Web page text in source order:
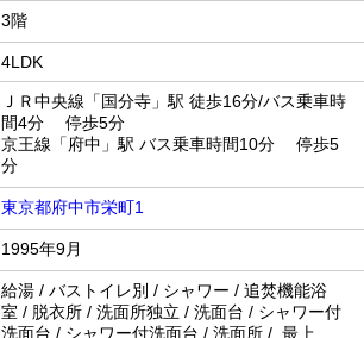
3階
4LDK
ＪＲ中央線「国分寺」駅 徒歩16分/バス乗車時
間4分 停歩5分
京王線「府中」駅 バス乗車時間10分 停歩5
分
東京都府中市栄町1
1995年9月
給湯 / バストイレ別 / シャワー / 追焚機能浴
室 / 脱衣所 / 洗面所独立 / 洗面台 / シャワー付
洗面台 / シャワー付洗面台 / 洗面所 / 最上